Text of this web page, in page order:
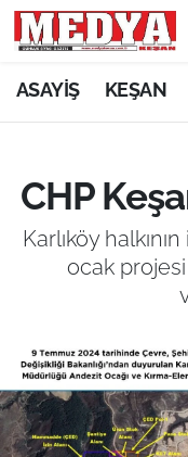
ASAYİŞ KEŞAN
CHP
Karlıköy
ocak projesi
KEŞAN
ASAYİŞ
SİYASET
EKONOMİ
SAĞLIK